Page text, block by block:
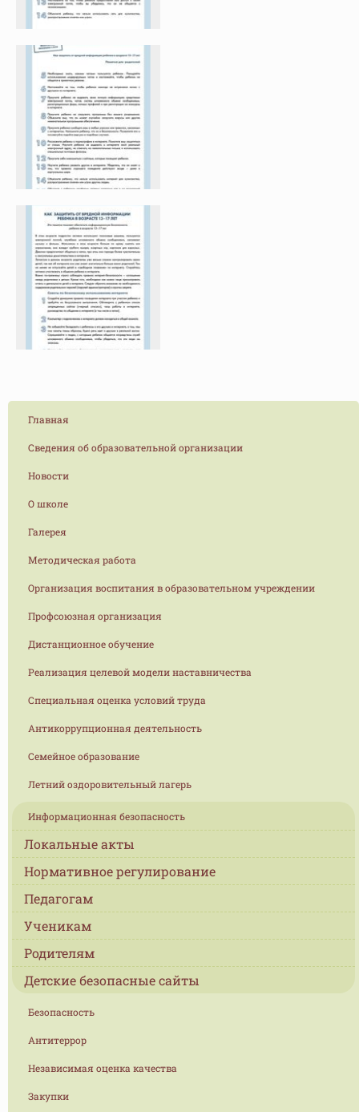
Главная
Сведения об образовательной организации
Новости
О школе
Галерея
Методическая работа
Организация воспитания в образовательном учреждении
Профсоюзная организация
Дистанционное обучение
Реализация целевой модели наставничества
Специальная оценка условий труда
Антикоррупционная деятельность
Семейное образование
Летний оздоровительный лагерь
Информационная безопасность
Локальные акты
Нормативное регулирование
Педагогам
Ученикам
Родителям
Детские безопасные сайты
Безопасность
Антитеррор
Независимая оценка качества
Закупки